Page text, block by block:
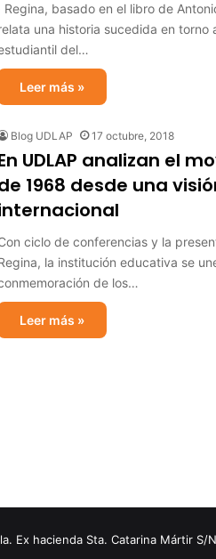
Regina, basado en el libro de
una historia sucedida en torno
del…
Leer más »
Blog UDLAP 17 octubre, 2018
UDLAP analizan el
1968 desde una
ciclo de conferencias y la
la institución educativa se
de los…
Leer más »
hacienda Sta. Catarina Mártir